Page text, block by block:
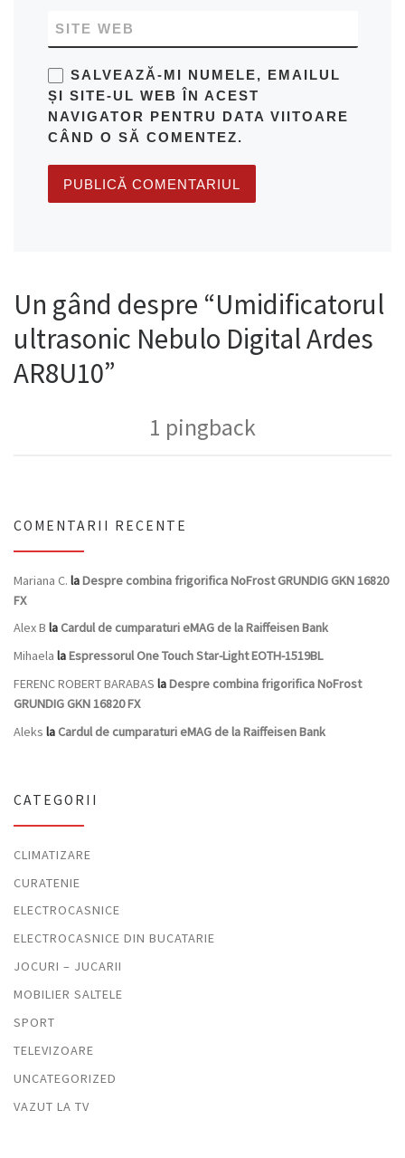
SITE WEB
SALVEAZĂ-MI NUMELE, EMAILUL
ȘI SITE-UL WEB ÎN ACEST
NAVIGATOR PENTRU DATA VIITOARE
CÂND O SĂ COMENTEZ.
Un gând despre “Umidificatorul
ultrasonic Nebulo Digital Ardes
AR8U10”
1 pingback
COMENTARII RECENTE
Mariana C. laDespre combina frigorifica NoFrost GRUNDIG GKN 16820
FX
Alex B la Cardul de cumparaturi eMAG de la Raiffeisen Bank
Mihaela laEspressorul One Touch Star-Light EOTH-1519BL
FERENC ROBERT BARABAS laDespre combina frigorifica NoFrost
GRUNDIG GKN 16820 FX
Aleks la Cardul de cumparaturi eMAG de la Raiffeisen Bank
CATEGORII
CLIMATIZARE
CURATENIE
ELECTROCASNICE
ELECTROCASNICE DIN BUCATARIE
JOCURI – JUCARII
MOBILIER SALTELE
SPORT
TELEVIZOARE
UNCATEGORIZED
VAZUT LA TV